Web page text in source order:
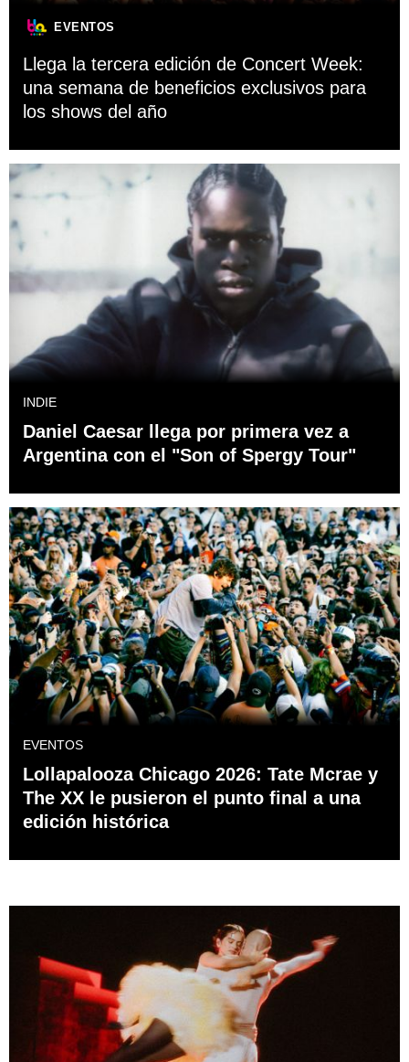
EVENTOS
Llega la tercera edición de Concert Week:
una semana de beneficios exclusivos para
los shows del año
INDIE
Daniel Caesar llega por primera vez a
Argentina con el "Son of Spergy Tour"
EVENTOS
Lollapalooza Chicago 2026: Tate Mcrae y
The XX le pusieron el punto final a una
edición histórica